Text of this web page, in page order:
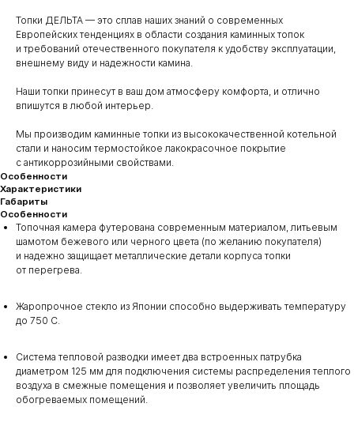
Топки ДЕЛЬТА — это сплав наших знаний о современных
Европейских тенденциях в области создания каминных топок
и требований отечественного покупателя к удобству эксплуатации,
внешнему виду и надежности камина.
Наши топки принесут в ваш дом атмосферу комфорта, и отлично
впишутся в любой интерьер.
Мы производим каминные топки из высококачественной котельной
стали и наносим термостойкое лакокрасочное покрытие
с антикоррозийными свойствами.
Особенности
Характеристики
Габариты
Особенности
Топочная камера футерована современным материалом, литьевым
шамотом бежевого или черного цвета (по желанию покупателя)
и надежно защищает металлические детали корпуса топки
от перегрева.
Жаропрочное стекло из Японии способно выдерживать температуру
до 750 С.
Система тепловой разводки имеет два встроенных патрубка
диаметром 125 мм для подключения системы распределения теплого
воздуха в смежные помещения и позволяет увеличить площадь
обогреваемых помещений.